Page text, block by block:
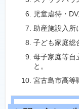
児童虐待・
助産施設入所
子ども家庭総
母子家庭等自
と。
宮古島市高等